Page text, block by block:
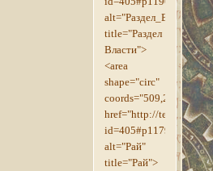
alt="Раздел_Власти"
title="Раздел
Власти">
<area
shape="circ"
coords="509,296,8"
href="http://
id=405#p1179"
alt="Рай"
title="Рай">